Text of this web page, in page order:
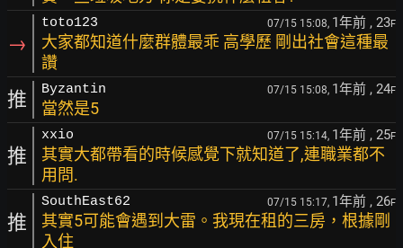
→
toto123 07/15 15:08, 1年前 , 23F
大家都知道什麼群體最乖 高學歷 剛出社會這種最
讚
推 Byzantin 07/15 15:08, 1年前 , 24F
當然是5
推
xxio 07/15 15:14, 1年前 , 25F
其實大都帶看的時候感覺下就知道了,連職業都不
用問.
推
SouthEast62 07/15 15:17, 1年前 , 26F
其實5可能會遇到大雷。我現在租的三房，根據剛
入住